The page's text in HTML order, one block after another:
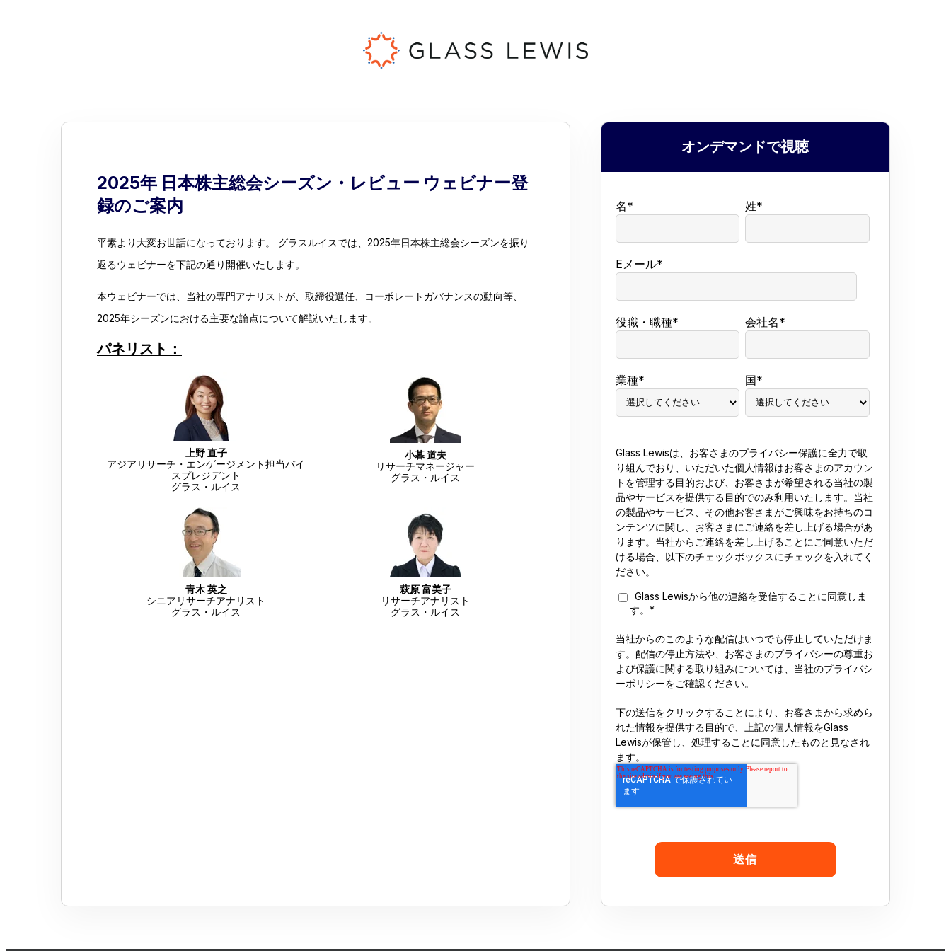
2025年 日本株主総会シーズン・レビュー ウェビナー登
録のご案内
平素より大変お世話になっております。 グラスルイスでは、2025年日本株主総会シーズンを振り
返るウェビナーを下記の通り開催いたします。
本ウェビナーでは、当社の専門アナリストが、取締役選任、コーポレートガバナンスの動向等、
2025年シーズンにおける主要な論点について解説いたします。
パネリスト：
上野 直子
アジアリサーチ・エンゲージメント担当バイ
スプレジデント
グラス・ルイス
小暮 道夫
リサーチマネージャー
グラス・ルイス
青木 英之
シニアリサーチアナリスト
グラス・ルイス
萩原 富美子
リサーチアナリスト
グラス・ルイス
オンデマンドで視聴
名* 姓*
Eメール*
役職・職種* 会社名*
業種* 国*
Glass Lewisは、お客さまのプライバシー保護に全力で取
り組んでおり、いただいた個人情報はお客さまのアカウン
トを管理する目的および、お客さまが希望される当社の製
品やサービスを提供する目的でのみ利用いたします。当社
の製品やサービス、その他お客さまがご興味をお持ちのコ
ンテンツに関し、お客さまにご連絡を差し上げる場合があ
ります。当社からご連絡を差し上げることにご同意いただ
ける場合、以下のチェックボックスにチェックを入れてく
ださい。
Glass Lewisから他の連絡を受信することに同意しま
す。 *
当社からのこのような配信はいつでも停止していただけま
す。配信の停止方法や、お客さまのプライバシーの尊重お
よび保護に関する取り組みについては、当社のプライバシ
ーポリシーをご確認ください。
下の送信をクリックすることにより、お客さまから求めら
れた情報を提供する目的で、上記の個人情報をGlass
Lewisが保管し、処理することに同意したものと見なされ
ます。